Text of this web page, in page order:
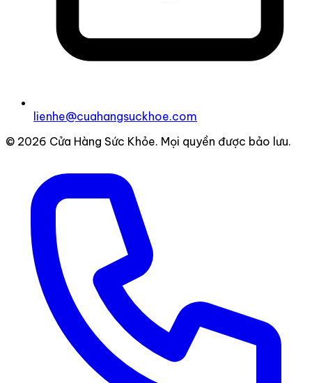
lienhe@cuahangsuckhoe.com
© 2026 Cửa Hàng Sức Khỏe. Mọi quyền được bảo lưu.